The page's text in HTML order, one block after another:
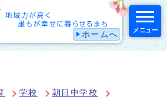
ホームへ メニュー
学校 朝日中学校